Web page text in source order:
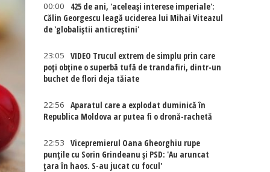
00:00
425 de ani, 'aceleași interese imperiale':
Călin Georgescu leagă uciderea lui Mihai Viteazul
de 'globaliștii anticreștini'
23:05
VIDEO Trucul extrem de simplu prin care
poți obține o superbă tufă de trandafiri, dintr-un
buchet de flori deja tăiate
22:56
Aparatul care a explodat duminică în
Republica Moldova ar putea fi o dronă-rachetă
22:53
Vicepremierul Oana Gheorghiu rupe
punțile cu Sorin Grindeanu și PSD: 'Au aruncat
țara în haos. S-au jucat cu focul'